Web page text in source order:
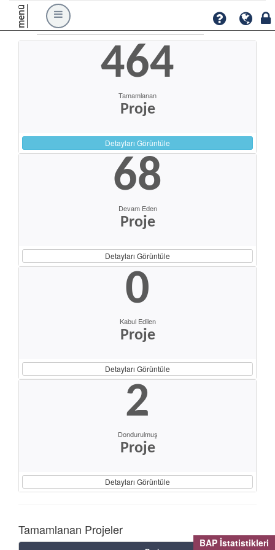
BAP İstatistikleri
menü
464
Tamamlanan
Proje
Detayları Görüntüle
68
Devam Eden
Proje
Detayları Görüntüle
0
Kabul Edilen
Proje
Detayları Görüntüle
2
Dondurulmuş
Proje
Detayları Görüntüle
Tamamlanan Projeler